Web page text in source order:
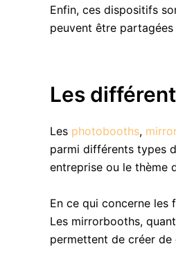
Enfin, ces dispositifs
peuvent être partagées
Les
Les photobooths,
parmi différents types
entreprise ou le thème
En ce qui concerne les
Les mirrorbooths,
permettent de créer de